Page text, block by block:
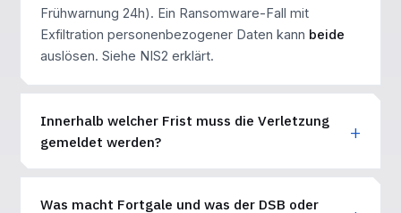
Frühwarnung 24h). Ein Ransomware-Fall mit
Exfiltration personenbezogener Daten kann beide
auslösen. Siehe NIS2 erklärt.
Innerhalb welcher Frist muss die Verletzung
gemeldet werden?
Was macht Fortgale und was der DSB oder